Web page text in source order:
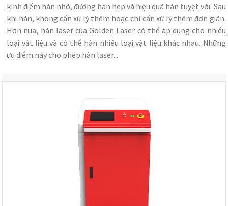
kính điểm hàn nhỏ, đường hàn hẹp và hiệu quả hàn tuyệt vời. Sau
khi hàn, không cần xử lý thêm hoặc chỉ cần xử lý thêm đơn giản.
Hơn nữa, hàn laser của Golden Laser có thể áp dụng cho nhiều
loại vật liệu và có thể hàn nhiều loại vật liệu khác nhau. Những
ưu điểm này cho phép hàn laser...